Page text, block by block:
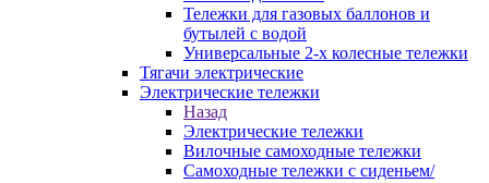
Тележки для газовых баллонов и
бутылей с водой
Универсальные 2-х колесные тележки
Тягачи электрические
Электрические тележки
Назад
Электрические тележки
Вилочные самоходные тележки
Самоходные тележки с сиденьем/